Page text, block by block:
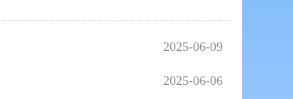
2025-06-09
2025-06-06